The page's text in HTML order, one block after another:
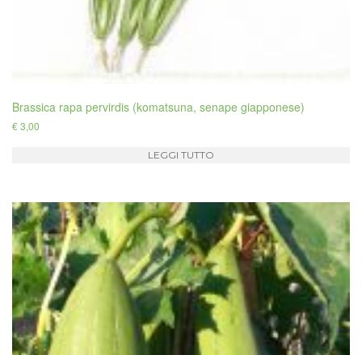
Brassica rapa pervirdis (komatsuna, senape giapponese)
€3,00
LEGGI TUTTO